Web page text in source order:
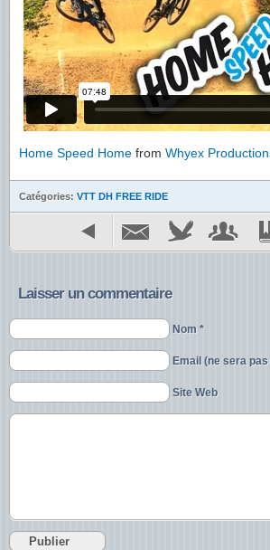
Home Speed Home from Whyex
Catégories: VTT DH FREE RIDE
Laisser un commentaire
Nom *
Email (ne sera
Site Web